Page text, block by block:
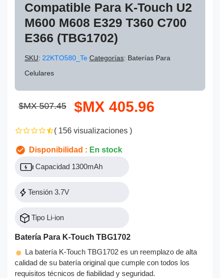
Compatible Para K-Touch U2
M600 M608 E329 T360 C700
E366 (TBG1702)
SKU: 22KTO580_Te Categorías: Baterías Para
Celulares
$MX 507.45 $MX 405.96
( 156 visualizaciones )
Disponibilidad : En stock
Capacidad 1300mAh
Tensión 3.7V
Tipo Li-ion
Batería Para K-Touch TBG1702
La batería K-Touch TBG1702 es un reemplazo de alta
calidad de su batería original que cumple con todos los
requisitos técnicos de fiabilidad y seguridad.